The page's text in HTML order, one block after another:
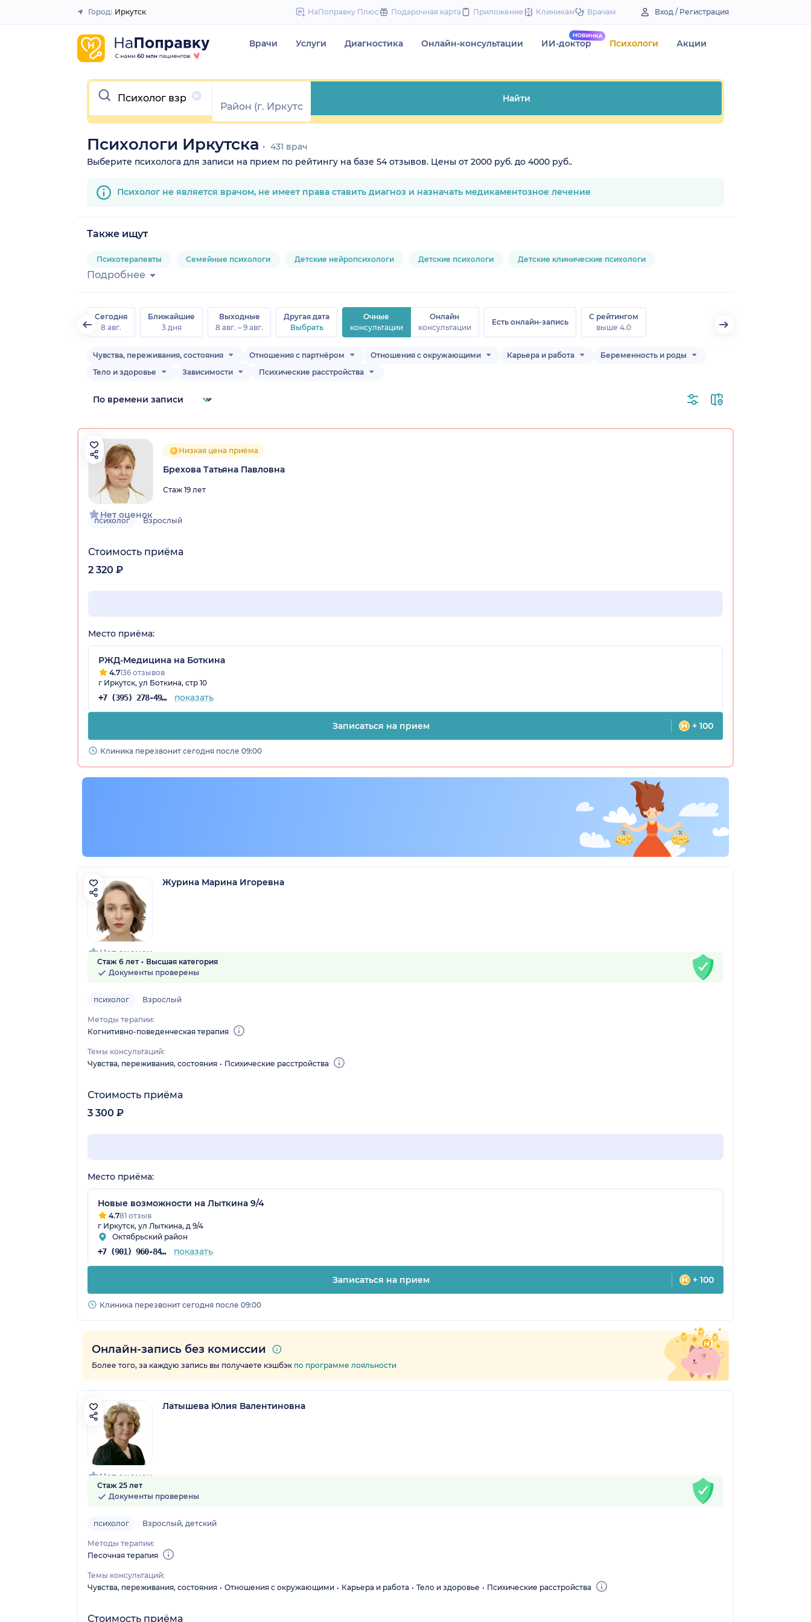
to
Закрыть
Город: Иркутск НаПоправку Плюс Подарочная карта Приложение Клиникам Врачам Вход / Регистрация
Врачи Услуги Диагностика Онлайн-консультации ИИ-доктор Психологи Акции
Очистить
Найти
Психологи Иркутска
431 врач
Выберите психолога для записи на прием по рейтингу на базе 54 отзывов. Цены от 2000 руб. до 4000 руб..
Психолог не является врачом, не имеет права ставить диагноз и назначать медикаментозное лечение
Также ищут
Психотерапевты Семейные психологи Детские нейропсихологи Детские психологи Детские клинические психологи
Подробнее
Сегодня
8 авг.
Ближайшие
3 дня
Выходные
8 авг. – 9 авг.
Другая дата
Выбрать
Очные
консультации
Онлайн
консультации
Есть онлайн-запись
С рейтингом
выше 4.0
Чувства, переживания, состояния Отношения с партнёром Отношения с окружающими Карьера и работа
Беременность и роды
Тело и здоровье
Зависимости Психические расстройства
Нет оценок
Низкая цена приёма
Брехова Татьяна Павловна
Стаж 19 лет
психолог Взрослый
Стоимость приёма
2 320 ₽
Место приёма:
РЖД-Медицина на Боткина
4.7136 отзывов
г Иркутск, ул Боткина, стр 10
+7 (395) 278-49-11 показать
Записаться на прием + 100
Клиника перезвонит сегодня после 09:00
Нет оценок
Журина Марина Игоревна
Стаж 6 лет
Высшая категория
Документы проверены
психолог Взрослый
Методы терапии:
Когнитивно-поведенческая терапия
Темы консультаций:
Чувства, переживания, состояния
Психические расстройства
Стоимость приёма
3 300 ₽
Место приёма:
Новые возможности на Лыткина 9/4
4.781 отзыв
г Иркутск, ул Лыткина, д 9/4
Октябрьский район
+7 (901) 960-84-61 показать
Записаться на прием + 100
Клиника перезвонит сегодня после 09:00
Онлайн-запись без комиссии
Более того, за каждую запись вы получаете кэшбэк по программе лояльности
Нет оценок
Латышева Юлия Валентиновна
Стаж 25 лет
Документы проверены
психолог Взрослый, детский
Методы терапии:
Песочная терапия
Темы консультаций:
Чувства, переживания, состояния
Отношения с окружающими Карьера и работа Тело и здоровье Психические расстройства
Стоимость приёма